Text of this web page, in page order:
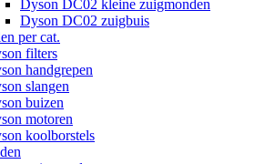
Dyson DC02 kleine zuigmonden
Dyson DC02 zuigbuis
per cat.
filters
handgrepen
slangen
buizen
motoren
koolborstels